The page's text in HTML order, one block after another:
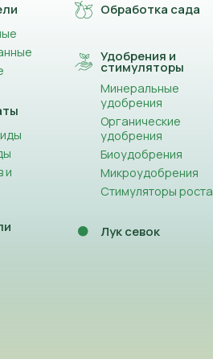
и
Обработка сада
Удобрения и
стимуляторы
Минеральные
удобрения
Органические
удобрения
Биоудобрения
Микроудобрения
Стимуляторы роста
Лук севок